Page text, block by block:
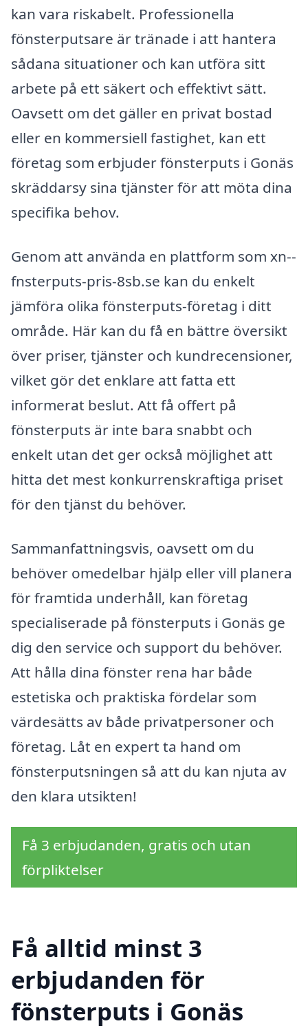
kan vara riskabelt. Professionella
fönsterputsare är tränade i att hantera
sådana situationer och kan utföra sitt
arbete på ett säkert och effektivt sätt.
Oavsett om det gäller en privat bostad
eller en kommersiell fastighet, kan ett
företag som erbjuder fönsterputs i Gonäs
skräddarsy sina tjänster för att möta dina
specifika behov.
Genom att använda en plattform som xn--
fnsterputs-pris-8sb.se kan du enkelt
jämföra olika fönsterputs-företag i ditt
område. Här kan du få en bättre översikt
över priser, tjänster och kundrecensioner,
vilket gör det enklare att fatta ett
informerat beslut. Att få offert på
fönsterputs är inte bara snabbt och
enkelt utan det ger också möjlighet att
hitta det mest konkurrenskraftiga priset
för den tjänst du behöver.
Sammanfattningsvis, oavsett om du
behöver omedelbar hjälp eller vill planera
för framtida underhåll, kan företag
specialiserade på fönsterputs i Gonäs ge
dig den service och support du behöver.
Att hålla dina fönster rena har både
estetiska och praktiska fördelar som
värdesätts av både privatpersoner och
företag. Låt en expert ta hand om
fönsterputsningen så att du kan njuta av
den klara utsikten!
Få 3 erbjudanden, gratis och utan
förpliktelser
Få alltid minst 3
erbjudanden för
fönsterputs i Gonäs